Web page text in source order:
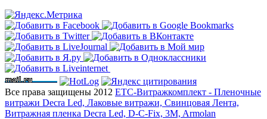
Все права защищены 2012 ЕТС-Витражкомплект - Пленочные
витражи Decra Led, Лаковые витражи, Свинцовая Лента,
Витражная пленка Decra Led, D-C-Fix, 3M, Armolan